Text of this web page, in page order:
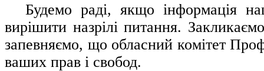
Будемо раді, якщо інформація
вирішити назрілі питання.
запевняємо, що обласний комітет
ваших прав і свобод.